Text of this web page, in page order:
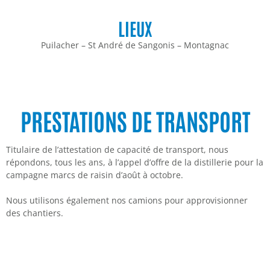
LIEUX
Puilacher – St André de Sangonis – Montagnac
PRESTATIONS DE TRANSPORT
Titulaire de l’attestation de capacité de transport, nous
répondons, tous les ans, à l’appel d’offre de la distillerie pour la
campagne marcs de raisin d’août à octobre.
Nous utilisons également nos camions pour approvisionner
des chantiers.